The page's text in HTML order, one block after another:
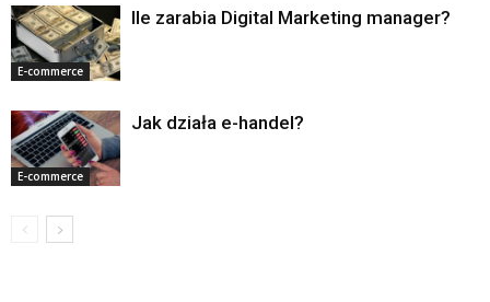
E-commerce
Ile zarabia Digital Marketing manager?
E-commerce
Jak działa e-handel?